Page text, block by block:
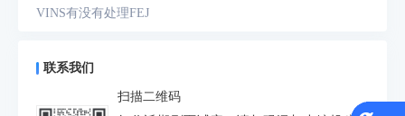
VINS有没有处理FEJ
预积分中的bias如何处理
为什么要进行预积分
联系我们
扫描二维码